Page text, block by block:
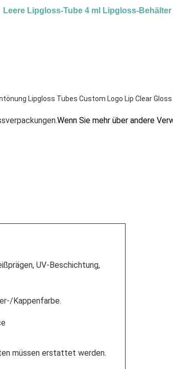
Leere Lipgloss-Tube 4 ml Lipgloss-
Lipgloss Tubes Custom Logo Lip Clear
Wenn Sie mehr über andere
UV-Beschichtung,
Kappenfarbe.
müssen erstattet werden.